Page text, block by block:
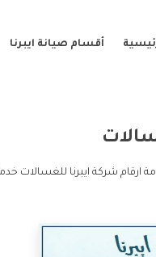
أقسام صيانة ايبرنا
ارقام شركة ايبرنا للغسالات